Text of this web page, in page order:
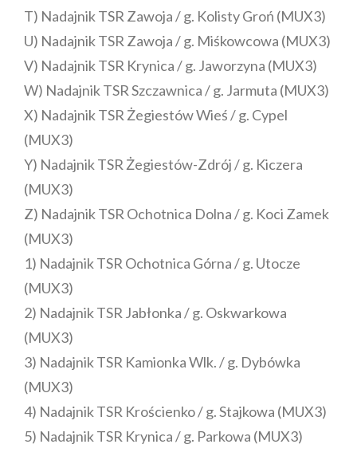
T) Nadajnik TSR Zawoja / g. Kolisty Groń (MUX3)
U) Nadajnik TSR Zawoja / g. Miśkowcowa (MUX3)
V) Nadajnik TSR Krynica / g. Jaworzyna (MUX3)
W) Nadajnik TSR Szczawnica / g. Jarmuta (MUX3)
X) Nadajnik TSR Żegiestów Wieś / g. Cypel
(MUX3)
Y) Nadajnik TSR Żegiestów-Zdrój / g. Kiczera
(MUX3)
Z) Nadajnik TSR Ochotnica Dolna / g. Koci Zamek
(MUX3)
1) Nadajnik TSR Ochotnica Górna / g. Utocze
(MUX3)
2) Nadajnik TSR Jabłonka / g. Oskwarkowa
(MUX3)
3) Nadajnik TSR Kamionka Wlk. / g. Dybówka
(MUX3)
4) Nadajnik TSR Krościenko / g. Stajkowa (MUX3)
5) Nadajnik TSR Krynica / g. Parkowa (MUX3)